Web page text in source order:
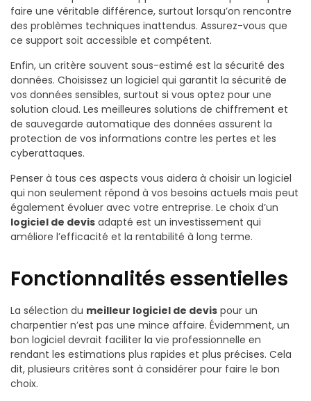
faire une véritable différence, surtout lorsqu’on rencontre
des problèmes techniques inattendus. Assurez-vous que
ce support soit accessible et compétent.
Enfin, un critère souvent sous-estimé est la sécurité des
données. Choisissez un logiciel qui garantit la sécurité de
vos données sensibles, surtout si vous optez pour une
solution cloud. Les meilleures solutions de chiffrement et
de sauvegarde automatique des données assurent la
protection de vos informations contre les pertes et les
cyberattaques.
Penser à tous ces aspects vous aidera à choisir un logiciel
qui non seulement répond à vos besoins actuels mais peut
également évoluer avec votre entreprise. Le choix d’un
logiciel de devis adapté est un investissement qui
améliore l’efficacité et la rentabilité à long terme.
Fonctionnalités essentielles
La sélection du meilleur logiciel de devis pour un
charpentier n’est pas une mince affaire. Évidemment, un
bon logiciel devrait faciliter la vie professionnelle en
rendant les estimations plus rapides et plus précises. Cela
dit, plusieurs critères sont à considérer pour faire le bon
choix.